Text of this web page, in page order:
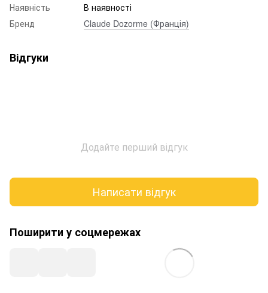
Наявність
В наявності
Бренд
Claude Dozorme (Франція)
Відгуки
Додайте перший відгук
Написати відгук
Поширити у соцмережах